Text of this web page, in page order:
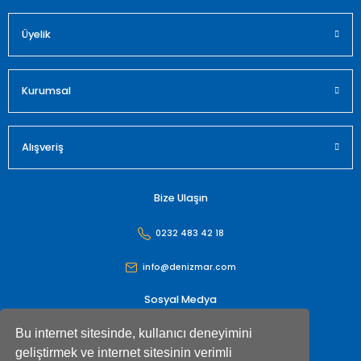
Bu internet sitesinde, kullanıcı deneyimini
geliştirmek ve internet sitesinin verimli
Üyelik
Kurumsal
Alışveriş
Bize Ulaşın
0232 483 42 18
info@denizmar.com
Sosyal Medya